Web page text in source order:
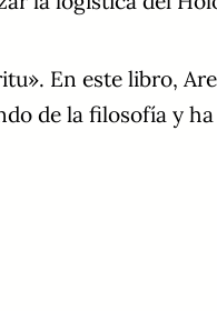
En este libro,
de la filosofía y